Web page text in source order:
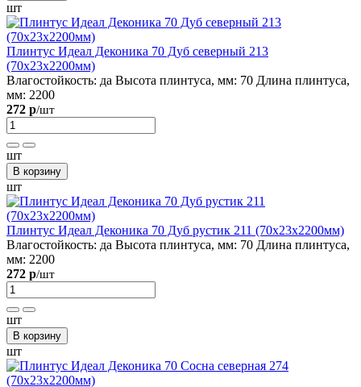
шт
Плинтус Идеал Деконика 70 Дуб северный 213
(70х23х2200мм)
Влагостойкость: да Высота плинтуса, мм: 70 Длина плинтуса,
мм: 2200
272 р/шт
шт
В корзину
шт
Плинтус Идеал Деконика 70 Дуб рустик 211 (70х23х2200мм)
Влагостойкость: да Высота плинтуса, мм: 70 Длина плинтуса,
мм: 2200
272 р/шт
шт
В корзину
шт